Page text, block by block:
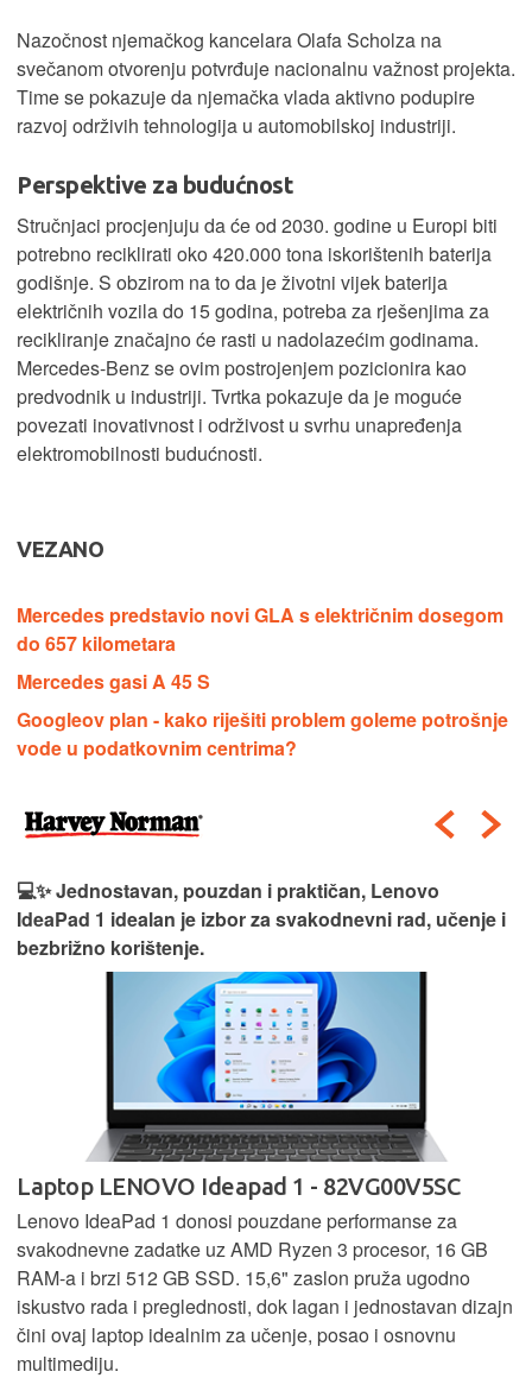
Nazočnost njemačkog kancelara Olafa Scholza na
svečanom otvorenju potvrđuje nacionalnu važnost projekta.
Time se pokazuje da njemačka vlada aktivno podupire
razvoj održivih tehnologija u automobilskoj industriji.
Perspektive za budućnost
Stručnjaci procjenjuju da će od 2030. godine u Europi biti
potrebno reciklirati oko 420.000 tona iskorištenih baterija
godišnje. S obzirom na to da je životni vijek baterija
električnih vozila do 15 godina, potreba za rješenjima za
recikliranje značajno će rasti u nadolazećim godinama.
Mercedes-Benz se ovim postrojenjem pozicionira kao
predvodnik u industriji. Tvrtka pokazuje da je moguće
povezati inovativnost i održivost u svrhu unapređenja
elektromobilnosti budućnosti.
VEZANO
Mercedes predstavio novi GLA s električnim dosegom
do 657 kilometara
Mercedes gasi A 45 S
Googleov plan - kako riješiti problem goleme potrošnje
vode u podatkovnim centrima?
💻✨ Jednostavan, pouzdan i praktičan, Lenovo
IdeaPad 1 idealan je izbor za svakodnevni rad, učenje i
bezbrižno korištenje.
Laptop LENOVO Ideapad 1 - 82VG00V5SC
Lenovo IdeaPad 1 donosi pouzdane performanse za
svakodnevne zadatke uz AMD Ryzen 3 procesor, 16 GB
RAM-a i brzi 512 GB SSD. 15,6" zaslon pruža ugodno
iskustvo rada i preglednosti, dok lagan i jednostavan dizajn
čini ovaj laptop idealnim za učenje, posao i osnovnu
multimediju.